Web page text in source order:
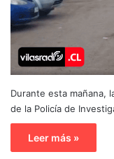
Durante esta mañana,
de la Policía de
Leer más »